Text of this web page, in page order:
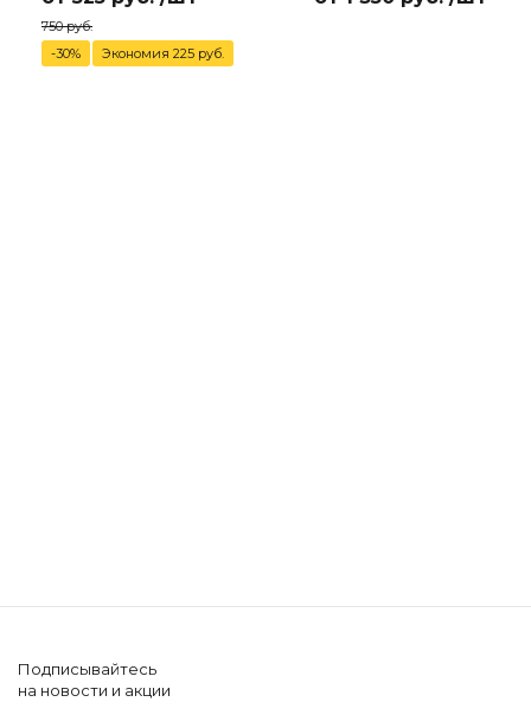
750 руб.
-30%
Экономия 225 руб.
Подписывайтесь
на новости и акции